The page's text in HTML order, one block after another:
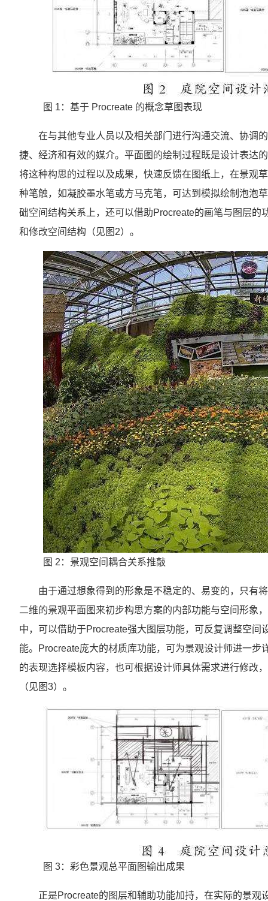
图 1：基于 Procreate 的概念草图表现
在与其他专业人员以及相关部门进行沟通交流、协调
捷、经济和有效的媒介。平面图的绘制过程既是设计表达
将这种构思的过程以及成果，快速反馈在图纸上，在景观
种笔触，如凝胶墨水笔或方马克笔，可达到模拟绘制泡泡
础空间结构关系上，还可以借助Procreate的画笔与图层
和修改空间结构（见图2）。
图 2：景观空间耦合关系推敲
由于通过想象得到的形象是不稳定的、易变的，只有
二维的景观平面图来初步构思方案的内部功能与空间形象
中，可以借助于Procreate强大图层功能，可反复调整空
能。Procreate庞大的材质库功能，可为景观设计师进一
的表现选择模板内容，也可根据设计师具体需求进行修改
（见图3）。
图 3：彩色景观总平面图输出成果
正是Procreate的图层和辅助功能加持，在实际的景